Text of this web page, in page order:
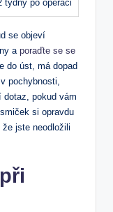
týdny po operaci
se objeví
a poraďte se se
do úst, má dopad
pochybnosti,
dotaz, pokud vám
si opravdu
jste neodložili